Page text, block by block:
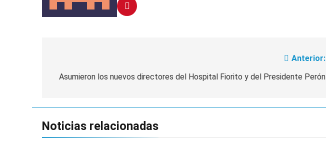
de
Anterior:
Asumieron los nuevos directores del Hospital Fiorito y del Presidente Perón
Noticias relacionadas